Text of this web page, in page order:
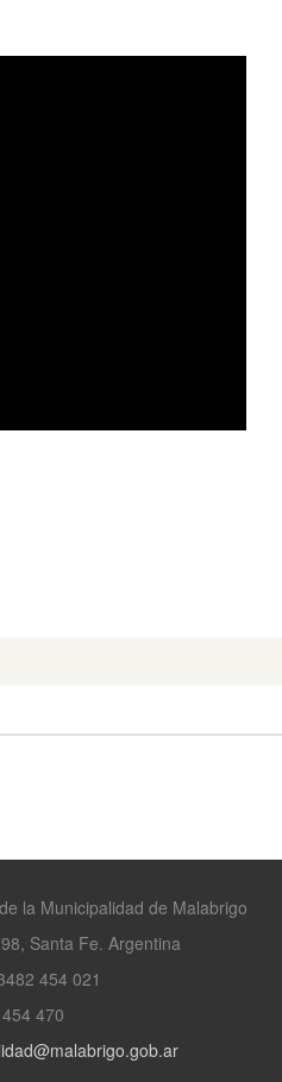
la Municipalidad de Malabrigo
Santa Fe. Argentina
454 021
470